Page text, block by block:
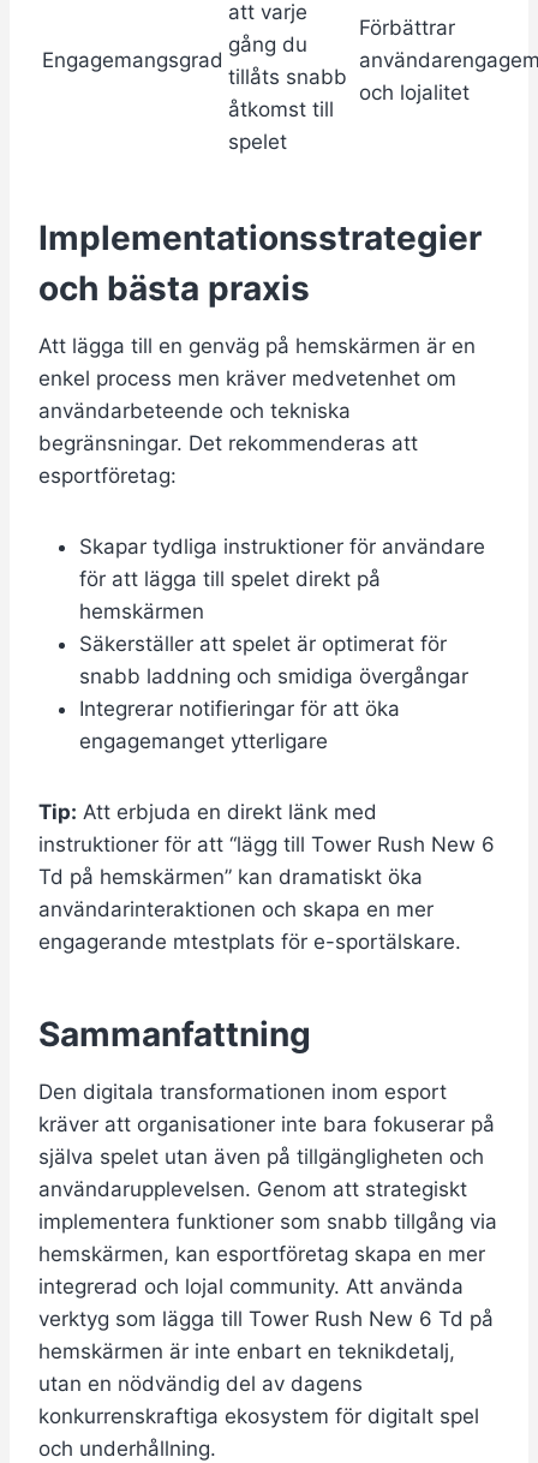
Engagemangsgrad
att varje
gång du
tillåts snabb
åtkomst till
spelet
Förbättrar
och lojalitet
Implementationsstrategier
och bästa praxis
Att lägga till en genväg på hemskärmen är en
enkel process men kräver medvetenhet om
användarbeteende och tekniska
begränsningar. Det rekommenderas att
esportföretag:
Skapar tydliga instruktioner för användare
för att lägga till spelet direkt på
hemskärmen
Säkerställer att spelet är optimerat för
snabb laddning och smidiga övergångar
Integrerar notifieringar för att öka
engagemanget ytterligare
Tip: Att erbjuda en direkt länk med
instruktioner för att “lägg till Tower Rush New 6
Td på hemskärmen” kan dramatiskt öka
användarinteraktionen och skapa en mer
engagerande mtestplats för e-sportälskare.
Sammanfattning
Den digitala transformationen inom esport
kräver att organisationer inte bara fokuserar på
själva spelet utan även på tillgängligheten och
användarupplevelsen. Genom att strategiskt
implementera funktioner som snabb tillgång via
hemskärmen, kan esportföretag skapa en mer
integrerad och lojal community. Att använda
verktyg som lägga till Tower Rush New 6 Td på
hemskärmen är inte enbart en teknikdetalj,
utan en nödvändig del av dagens
konkurrenskraftiga ekosystem för digitalt spel
och underhållning.